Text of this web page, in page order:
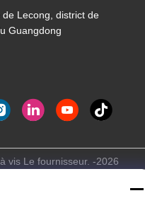
Lecong, district de
Guangdong
vis Le fournisseur. -2026
Co.,Ltd Tous les